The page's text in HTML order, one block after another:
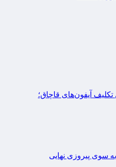
آیفون‌های قاچاق؛
به سوی پیروزی نهایی